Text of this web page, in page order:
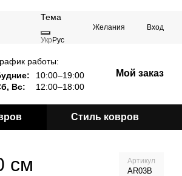
Тема
Укр Рус
Желания Вход
работы:
10:00–19:00
Вс:
12:00–18:00
Мой заказ
Стиль ковров
см Артикул
AR03B